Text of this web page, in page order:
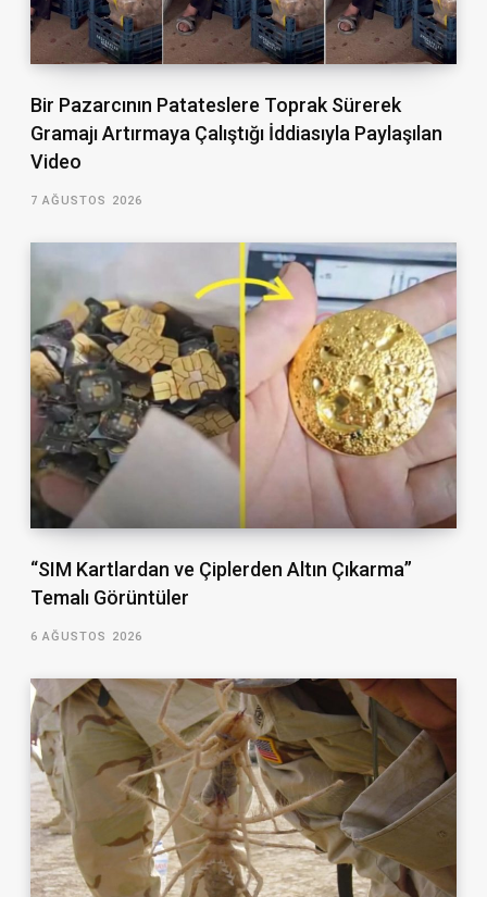
Bir Pazarcının Patateslere Toprak Sürerek
Gramajı Artırmaya Çalıştığı İddiasıyla Paylaşılan
Video
7 AĞUSTOS 2026
“SIM Kartlardan ve Çiplerden Altın Çıkarma”
Temalı Görüntüler
6 AĞUSTOS 2026